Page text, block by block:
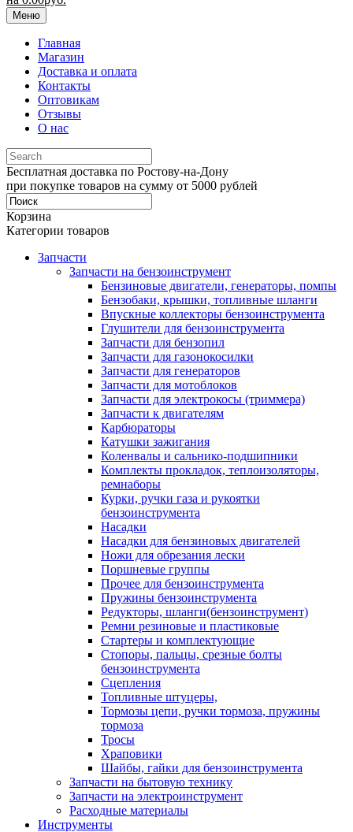
Меню
Главная
Магазин
Доставка и оплата
Контакты
Оптовикам
Отзывы
О нас
Бесплатная доставка по Ростову-на-Дону
при покупке товаров на сумму от 5000 рублей
Корзина
Категории товаров
Запчасти
Запчасти на бензоинструмент
Бензиновые двигатели, генераторы, помпы
Бензобаки, крышки, топливные шланги
Впускные коллекторы бензоинструмента
Глушители для бензоинструмента
Запчасти для бензопил
Запчасти для газонокосилки
Запчасти для генераторов
Запчасти для мотоблоков
Запчасти для электрокосы (триммера)
Запчасти к двигателям
Карбюраторы
Катушки зажигания
Коленвалы и сальнико-подшипники
Комплекты прокладок, теплоизоляторы,
ремнаборы
Курки, ручки газа и рукоятки
бензоинструмента
Насадки
Насадки для бензиновых двигателей
Ножи для обрезания лески
Поршневые группы
Прочее для бензоинструмента
Пружины бензоинструмента
Редукторы, шланги(бензоинструмент)
Ремни резиновые и пластиковые
Стартеры и комплектующие
Стопоры, пальцы, срезные болты
бензоинструмента
Сцепления
Топливные штуцеры,
Тормозы цепи, ручки тормоза, пружины
тормоза
Тросы
Храповики
Шайбы, гайки для бензоинструмента
Запчасти на бытовую технику
Запчасти на электроинструмент
Расходные материалы
Инструменты